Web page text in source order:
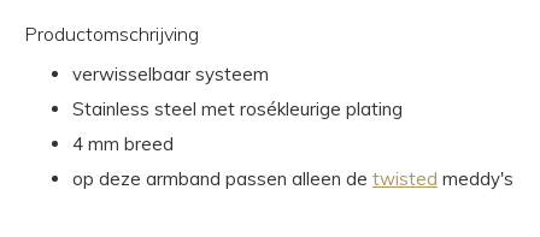
Productomschrijving
verwisselbaar systeem
Stainless steel met rosékleurige plating
4 mm breed
op deze armband passen alleen de twisted meddy's